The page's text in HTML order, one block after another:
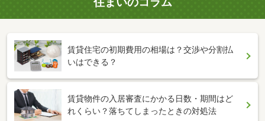
賃貸住宅の初期費用の相場は？交渉や分割払
いはできる？
賃貸物件の入居審査にかかる日数・期間はど
れくらい？落ちてしまったときの対処法